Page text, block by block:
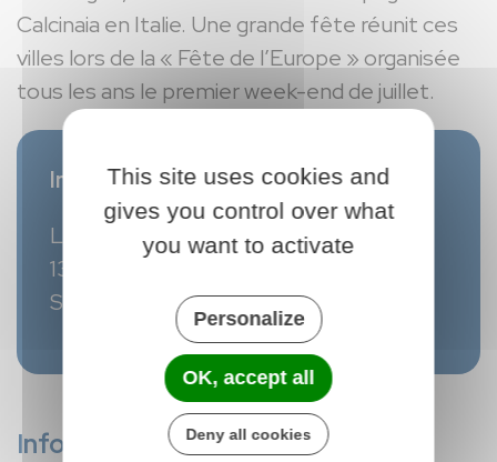
Calcinaia en Italie. Une grande fête réunit ces
villes lors de la « Fête de l’Europe » organisée
tous les ans le premier week-end de juillet.
Informations :
Le maire : Tom Collen-Renaux
13 267 habitants (1er janvier 2024)
Superficie : 40,20 km²
Infos pratiques
This site uses cookies and
gives you control over what
you want to activate
Personalize
OK, accept all
Deny all cookies